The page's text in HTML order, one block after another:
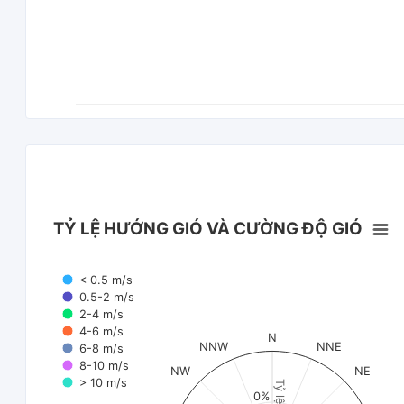
TỶ LỆ HƯỚNG GIÓ VÀ CƯỜNG ĐỘ GIÓ
< 0.5 m/s
0.5-2 m/s
2-4 m/s
4-6 m/s
6-8 m/s
8-10 m/s
> 10 m/s
N
NNE
NE
NW
NNW
0%